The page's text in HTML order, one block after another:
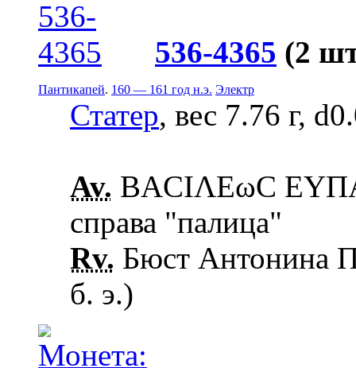
536-4365 (2
Пантикапей. 160 — 161 год н.э. Электр
Статер, вес 7.76 г,
Av. ΒΑCΙΛΕωC
справа "палица"
Rv. Бюст Антонина
б. э.)